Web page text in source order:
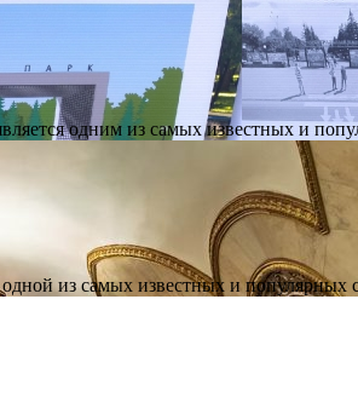
одним из самых известных и
из самых известных и